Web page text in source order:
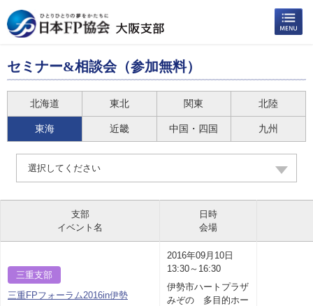
セミナー&相談会（参加無料）
北海道 東北 関東 北陸
東海 近畿 中国・四国 九州
選択してください
支部
イベント名
日時
会場
三重支部
三重FPフォーラム2016in伊勢
2016年09月10日
13:30～16:30
伊勢市ハートプラザ
みぞの 多目的ホー